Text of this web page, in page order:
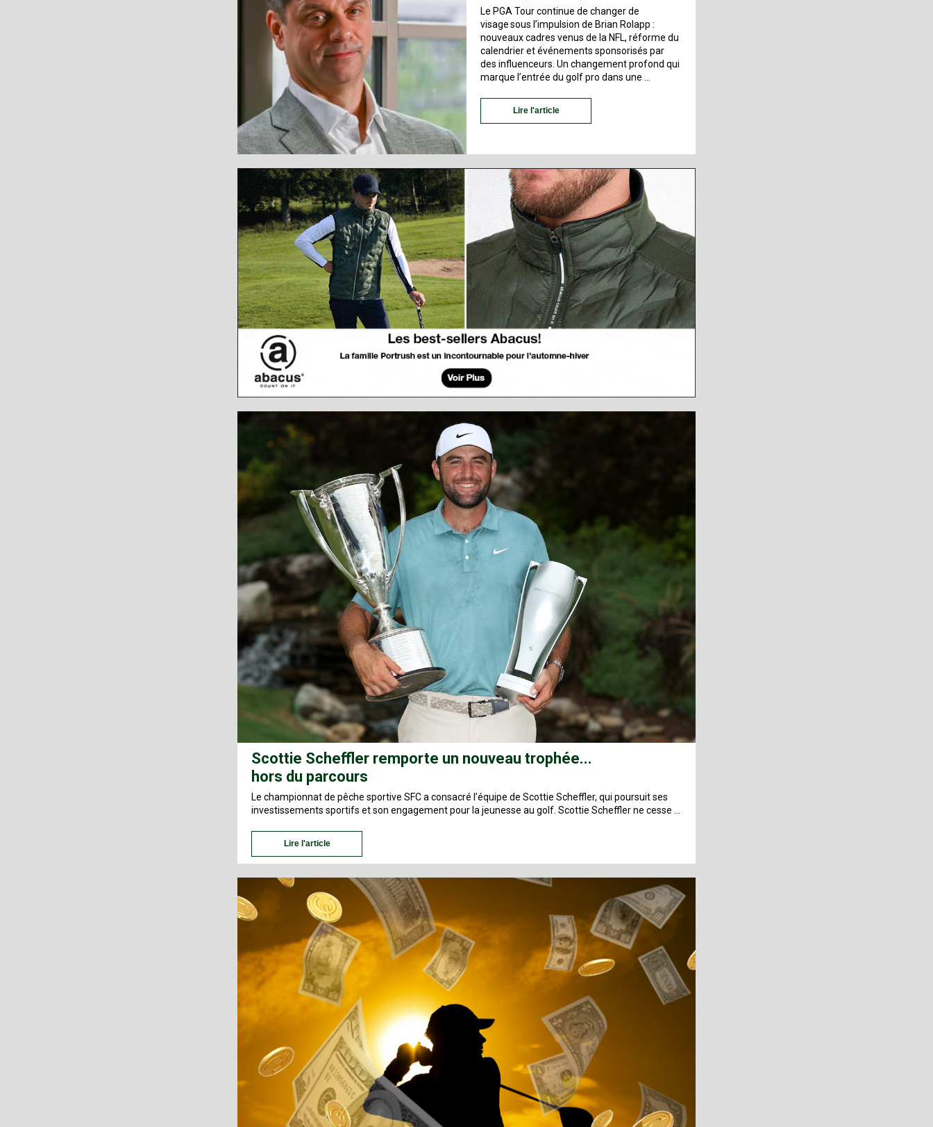
Le PGA Tour continue de changer de
visage sous l’impulsion de Brian Rolapp :
nouveaux cadres venus de la NFL, réforme du
calendrier et événements sponsorisés par
des influenceurs. Un changement profond qui
marque l’entrée du golf pro dans une …
Lire l'article
Scottie Scheffler remporte un nouveau trophée...
hors du parcours
Le championnat de pêche sportive SFC a consacré l’équipe de Scottie Scheffler, qui poursuit ses
investissements sportifs et son engagement pour la jeunesse au golf. Scottie Scheffler ne cesse …
Lire l'article